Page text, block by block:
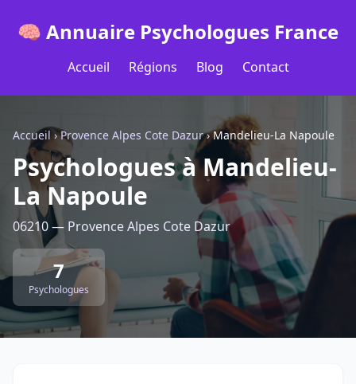
🧠 Annuaire Psychologues France
Accueil Régions Blog Contact
Accueil ›Provence Alpes Cote Dazur›Mandelieu-La Napoule
Psychologues à Mandelieu-
La Napoule
06210 — Provence Alpes Cote Dazur
7
Psychologues